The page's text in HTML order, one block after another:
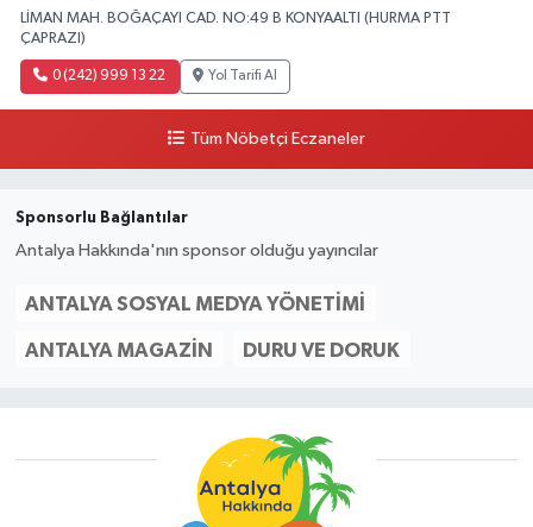
LİMAN MAH. BOĞAÇAYI CAD. NO:49 B KONYAALTI (HURMA PTT
ÇAPRAZI)
0 (242) 999 13 22 Yol Tarifi Al
Tüm Nöbetçi Eczaneler
Sponsorlu Bağlantılar
Antalya Hakkında'nın sponsor olduğu yayıncılar
ANTALYA SOSYAL MEDYA YÖNETIMI
ANTALYA MAGAZIN DURU VE DORUK